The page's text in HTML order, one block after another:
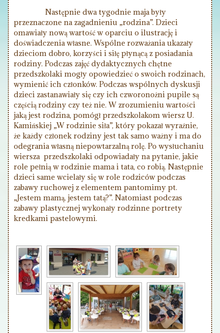
Następnie dwa tygodnie maja były
przeznaczone na zagadnieniu „rodzina”. Dzieci
omawiały nową wartość w oparciu o ilustrację i
doświadczenia własne. Wspólne rozważania ukazały
dzieciom dobro, korzyści i siłę płynącą z posiadania
rodziny. Podczas zajęć dydaktycznych chętne
przedszkolaki mogły opowiedzieć o swoich rodzinach,
wymienić ich członków. Podczas wspólnych dyskusji
dzieci zastanawiały się czy ich czworonożni pupile są
częścią rodziny czy też nie. W zrozumieniu wartości
jaką jest rodzina, pomógł przedszkolakom wiersz U.
Kamińskiej „W rodzinie siła”, który pokazał wyraźnie,
że każdy członek rodziny jest tak samo ważny i ma do
odegrania własną niepowtarzalną rolę. Po wysłuchaniu
wiersza przedszkolaki odpowiadały na pytanie, jakie
role pełnią w rodzinie mama i tata, co robią. Następnie
dzieci same wcielały się w role rodziców podczas
zabawy ruchowej z elementem pantomimy pt.
„Jestem mamą, jestem tatą?”. Natomiast podczas
zabawy plastycznej wykonały rodzinne portrety
kredkami pastelowymi.